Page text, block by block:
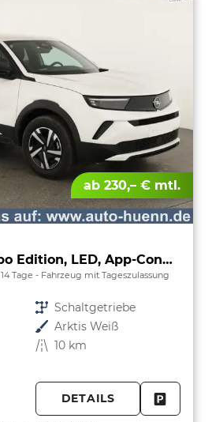
ab 230,– € mtl.
Elegance 1.2 Turbo Edition, LED, App-Connect, 5 J.-Garantie
14 Tage Fahrzeug mit Tageszulassung
Getriebe Schaltgetriebe
Außenfarbe Arktis Weiß
Kilometerstand 10 km
DETAILS